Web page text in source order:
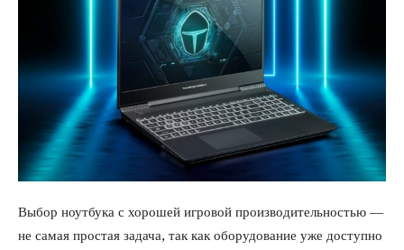
Выбор ноутбука с хорошей игровой производительностью —
не самая простая задача, так как оборудование уже доступно